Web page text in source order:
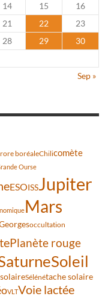
14 15
16
21 22
23
28 29
30
Sep »
boréaleChilicomète
Ourse
ESOISSJupiter
Mars
occultation
Planète rouge
Soleil
Sélénétache solaire
VLTVoie lactée